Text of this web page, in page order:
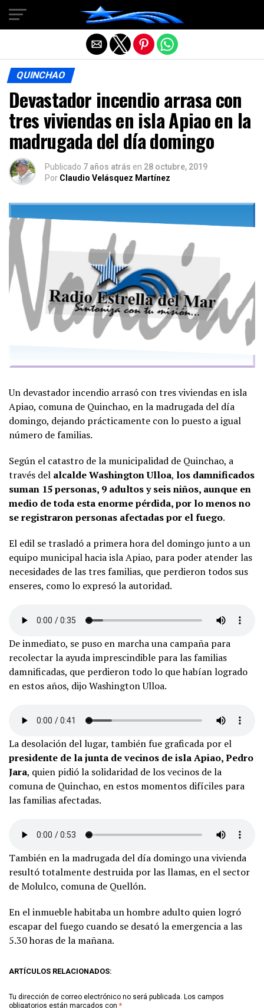
QUINCHAO
Devastador incendio arrasa con
tres viviendas en isla Apiao en la
madrugada del día domingo
Publicado 7 años atrás en 28 octubre, 2019
Por Claudio Velásquez Martínez
Un devastador incendio arrasó con tres viviendas en isla
Apiao, comuna de Quinchao, en la madrugada del día
domingo, dejando prácticamente con lo puesto a igual
número de familias.
Según el catastro de la municipalidad de Quinchao, a
través del alcalde Washington Ulloa, los damnificados
suman 15 personas, 9 adultos y seis niños, aunque en
medio de toda esta enorme pérdida, por lo menos no
se registraron personas afectadas por el fuego.
El edil se trasladó a primera hora del domingo junto a un
equipo municipal hacia isla Apiao, para poder atender las
necesidades de las tres familias, que perdieron todos sus
enseres, como lo expresó la autoridad.
De inmediato, se puso en marcha una campaña para
recolectar la ayuda imprescindible para las familias
damnificadas, que perdieron todo lo que habían logrado
en estos años, dijo Washington Ulloa.
La desolación del lugar, también fue graficada por el
presidente de la junta de vecinos de isla Apiao, Pedro
Jara, quien pidió la solidaridad de los vecinos de la
comuna de Quinchao, en estos momentos difíciles para
las familias afectadas.
También en la madrugada del día domingo una vivienda
resultó totalmente destruida por las llamas, en el sector
de Molulco, comuna de Quellón.
En el inmueble habitaba un hombre adulto quien logró
escapar del fuego cuando se desató la emergencia a las
5.30 horas de la mañana.
ARTÍCULOS RELACIONADOS:
Tu dirección de correo electrónico no será publicada. Los campos
obligatorios están marcados con *
Salir de la versión móvil